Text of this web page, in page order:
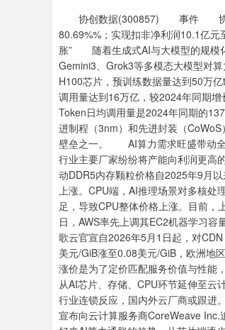
协创数据(300857) 事件 协创数
80.69%%；实现扣非净利润10.1亿
胀” 随着生成式AI与大模型的规模化
Gemini3、Grok3等多模态大模型对
H100芯片，预训练数据量达到50万
调用量达到16万亿，较2024年同期
Token日均调用量是2024年同期的
进制程（3nm）和先进封装（
壁垒之一。 AI算力需求旺盛带动全
行业主要厂家纷纷将产能向利润更高
动DDR5内存颗粒价格自2025年9月
上涨。CPU端，AI推理场景对多核处
足，导致CPU整体价格上涨。目前，
日，AWS率先上调其EC2机器学习
歌云官宣自2026年5月1日起，对
美元/GiB涨至0.08美元/GiB，欧洲地
涨价是为了定价匹配服务价值与性
从AI芯片、存储、CPU环节延伸至云
行业连锁反应，国内外云厂商或跟进
宣布向云计算服务商CoreWeave